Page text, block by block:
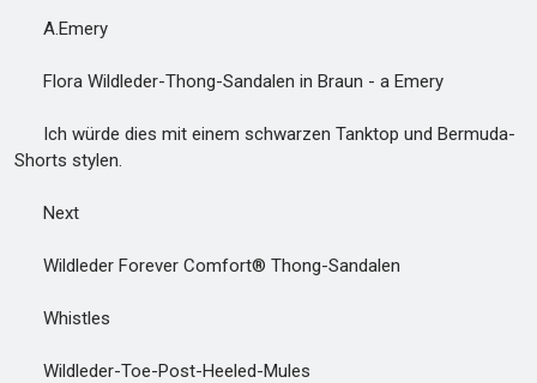
A.Emery
Flora Wildleder-Thong-Sandalen in Braun - a Emery
Ich würde dies mit einem schwarzen Tanktop und Bermuda-
Shorts stylen.
Next
Wildleder Forever Comfort® Thong-Sandalen
Whistles
Wildleder-Toe-Post-Heeled-Mules